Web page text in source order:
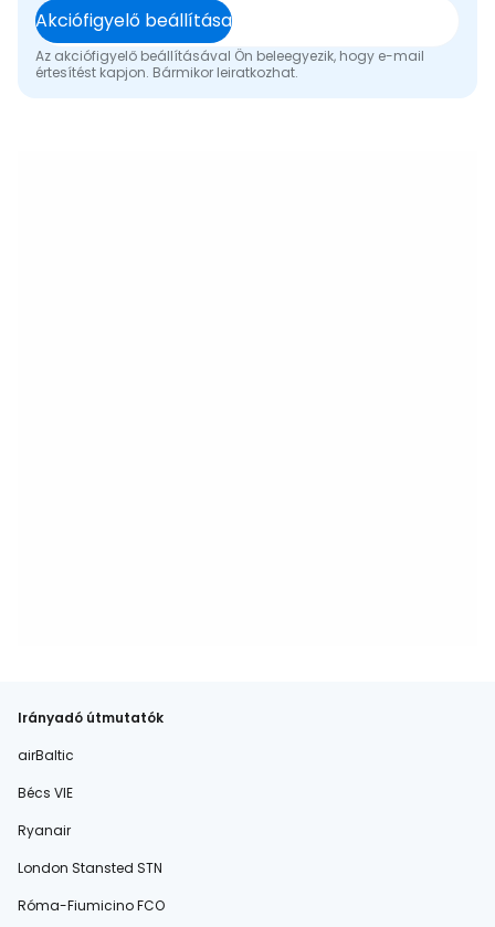
Akciófigyelő beállítása
Az akciófigyelő beállításával Ön beleegyezik, hogy e-mail
értesítést kapjon. Bármikor leiratkozhat.
Irányadó útmutatók
airBaltic
Bécs VIE
Ryanair
London Stansted STN
Róma-Fiumicino FCO